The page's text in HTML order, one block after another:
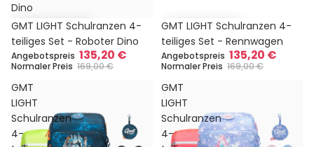
Dino
Sale
GMT LIGHT Schulranzen 4-
teiliges Set - Roboter Dino
Angebotspreis 135,20 €
Normaler Preis 169,00 €
Sale
GMT LIGHT Schulranzen 4-
teiliges Set - Rennwagen
Angebotspreis 135,20 €
Normaler Preis 169,00 €
GMT
LIGHT
Schulranzen
4-
GMT
LIGHT
Schulranzen
4-